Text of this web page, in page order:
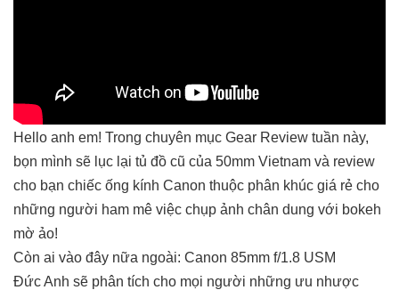
Hello anh em! Trong chuyên mục Gear Review tuần này,
bọn mình sẽ lục lại tủ đồ cũ của 50mm Vietnam và review
cho bạn chiếc ống kính Canon thuộc phân khúc giá rẻ cho
những người ham mê việc chụp ảnh chân dung với bokeh
mờ ảo!
Còn ai vào đây nữa ngoài: Canon 85mm f/1.8 USM
Đức Anh sẽ phân tích cho mọi người những ưu nhược